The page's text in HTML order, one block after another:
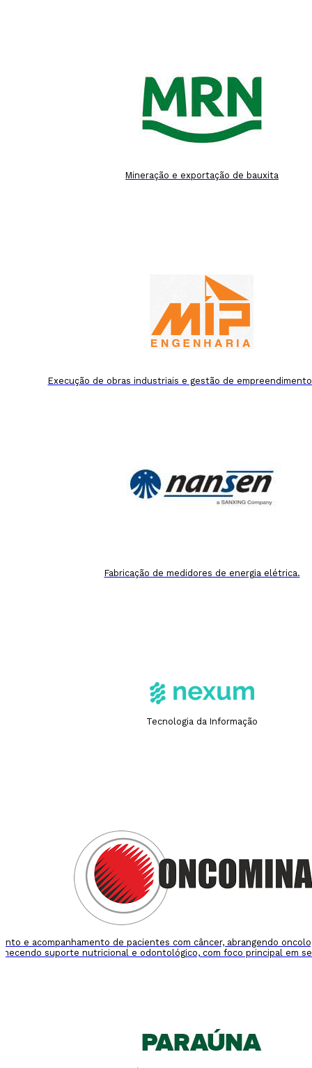
Mineração e exportação de bauxita
Execução de obras industriais e gestão de
Fabricação de medidores de energia elétrica.
Tecnologia da Informação
e acompanhamento de pacientes com câncer, abrangendo
suporte nutricional e odontológico, com foco principal em